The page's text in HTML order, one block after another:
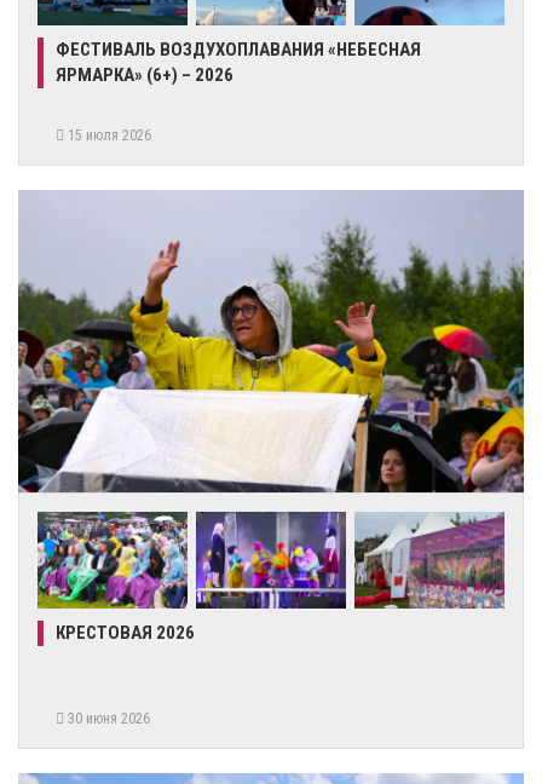
ФЕСТИВАЛЬ ВОЗДУХОПЛАВАНИЯ «НЕБЕСНАЯ
ЯРМАРКА» (6+) – 2026
15 июля 2026
КРЕСТОВАЯ 2026
30 июня 2026